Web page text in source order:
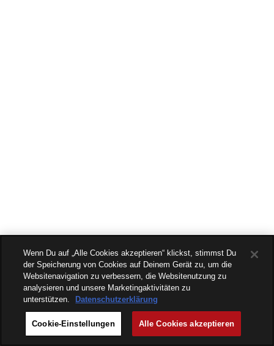
Wenn Du auf „Alle Cookies akzeptieren“ klickst, stimmst Du
der Speicherung von Cookies auf Deinem Gerät zu, um die
Websitenavigation zu verbessern, die Websitenutzung zu
analysieren und unsere Marketingaktivitäten zu
unterstützen.
Datenschutzerklärung
Cookie-Einstellungen Alle Cookies akzeptieren